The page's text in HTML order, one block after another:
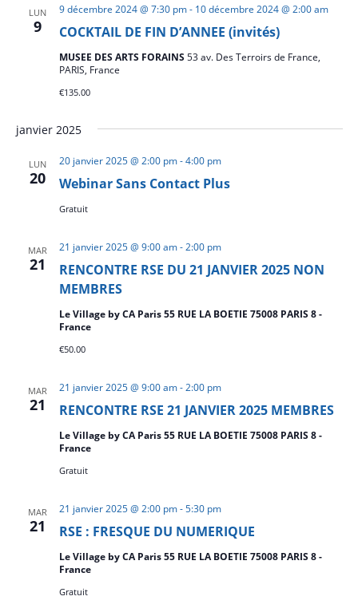
LUN
9 COCKTAIL DE FIN D’ANNEE (invités)
9 décembre 2024 @ 7:30 pm- 10 décembre 2024 @ 2:00 am
MUSEE DES ARTS FORAINS 53 av. Des Terroirs de France,
PARIS, France
€135.00
janvier 2025
LUN
20 Webinar Sans Contact Plus
20 janvier 2025 @ 2:00 pm-4:00 pm
Gratuit
MAR
21
RENCONTRE RSE DU 21 JANVIER 2025 NON
MEMBRES
21 janvier 2025 @ 9:00 am-2:00 pm
Le Village by CA Paris 55 RUE LA BOETIE 75008 PARIS 8 -
France
€50.00
MAR
21 RENCONTRE RSE 21 JANVIER 2025 MEMBRES
21 janvier 2025 @ 9:00 am-2:00 pm
Le Village by CA Paris 55 RUE LA BOETIE 75008 PARIS 8 -
France
Gratuit
MAR
21 RSE : FRESQUE DU NUMERIQUE
21 janvier 2025 @ 2:00 pm-5:30 pm
Le Village by CA Paris 55 RUE LA BOETIE 75008 PARIS 8 -
France
Gratuit